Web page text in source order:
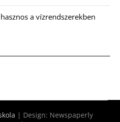
a vízrendszerekben
| Design: Newspaperly